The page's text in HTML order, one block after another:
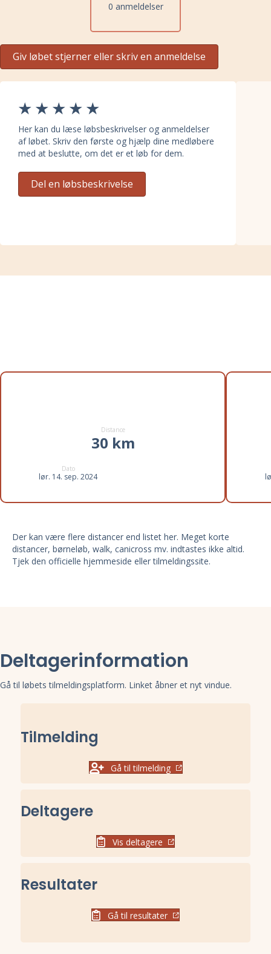
0 anmeldelser
Giv løbet stjerner eller skriv en anmeldelse
Her kan du læse løbsbeskrivelser og anmeldelser
af løbet. Skriv den første og hjælp dine medløbere
med at beslutte, om det er et løb for dem.
Del en løbsbeskrivelse
Distance
30 km
Dato
lør. 14. sep. 2024
Der kan være flere distancer end listet her. Meget korte
distancer, børneløb, walk, canicross mv. indtastes ikke altid.
Tjek den officielle hjemmeside eller tilmeldingssite.
Deltagerinformation
Gå til løbets tilmeldingsplatform. Linket åbner et nyt vindue.
Tilmelding
Gå til tilmelding
Deltagere
Vis deltagere
Resultater
Gå til resultater